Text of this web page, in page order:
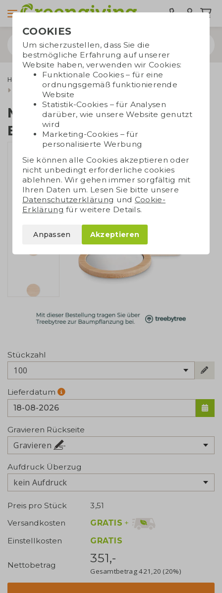
Home & Living
Pflegeartikel Werbegeschenke
Make-up Spiegel Bambus
Make-up Spiegel
Bambus
Stückzahl
100
Lieferdatum
Gravieren Rückseite
Gravieren
Aufdruck Überzug
kein Aufdruck
Preis pro Stück
3,51
Versandkosten
GRATIS +
Einstellkosten
GRATIS
Nettobetrag 351,-
Gesamtbetrag421,20 (20%)
COOKIES
Um sicherzustellen, dass Sie die
bestmögliche Erfahrung auf unserer
Website haben, verwenden wir Cookies:
Funktionale Cookies – für eine
ordnungsgemäß funktionierende
Website
Statistik-Cookies – für Analysen
darüber, wie unsere Website genutzt
wird
Marketing-Cookies – für
personalisierte Werbung
Sie können alle Cookies akzeptieren oder
nicht unbedingt erforderliche cookies
ablehnen. Wir gehen immer sorgfältig mit
Ihren Daten um. Lesen Sie bitte unsere
Datenschutzerklärung und Cookie-
Erklärung für weitere Details.
Anpassen Akzeptieren